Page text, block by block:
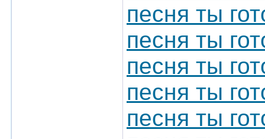
песня ты
песня ты
песня ты
песня ты
песня ты